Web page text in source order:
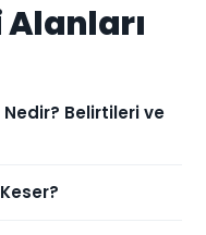
Belirtileri ve